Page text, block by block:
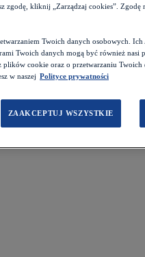
zgodę, kliknij „Zarządzaj cookies”. Zgodę
Twoich danych osobowych. Ich
Twoich danych mogą być również nasi
plików cookie oraz o przetwarzaniu
w naszej Polityce prywatności
ZAAKCEPTUJ WSZYSTKIE